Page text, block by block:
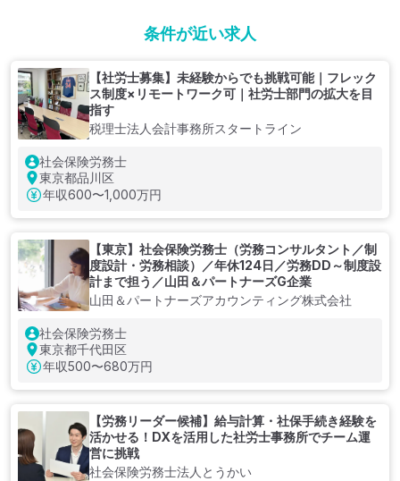
条件が近い求人
【社労士募集】未経験からでも挑戦可能｜フレック
ス制度×リモートワーク可｜社労士部門の拡大を目
指す
税理士法人会計事務所スタートライン
社会保険労務士
東京都品川区
年収600〜1,000万円
【東京】社会保険労務士（労務コンサルタント／制
度設計・労務相談）／年休124日／労務DD～制度設
計まで担う／山田＆パートナーズG企業
山田＆パートナーズアカウンティング株式会社
社会保険労務士
東京都千代田区
年収500〜680万円
【労務リーダー候補】給与計算・社保手続き経験を
活かせる！DXを活用した社労士事務所でチーム運
営に挑戦
社会保険労務士法人とうかい